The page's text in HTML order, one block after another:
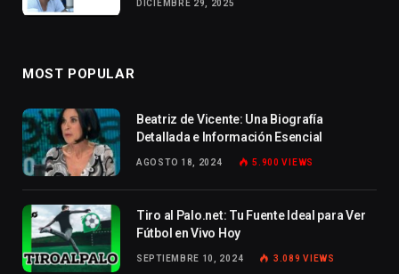
DICIEMBRE 29, 2025
MOST POPULAR
Beatriz de Vicente: Una Biografía
Detallada e Información Esencial
AGOSTO 18, 2024 5.900VIEWS
Tiro al Palo.net: Tu Fuente Ideal para Ver
Fútbol en Vivo Hoy
SEPTIEMBRE 10, 2024 3.089VIEWS